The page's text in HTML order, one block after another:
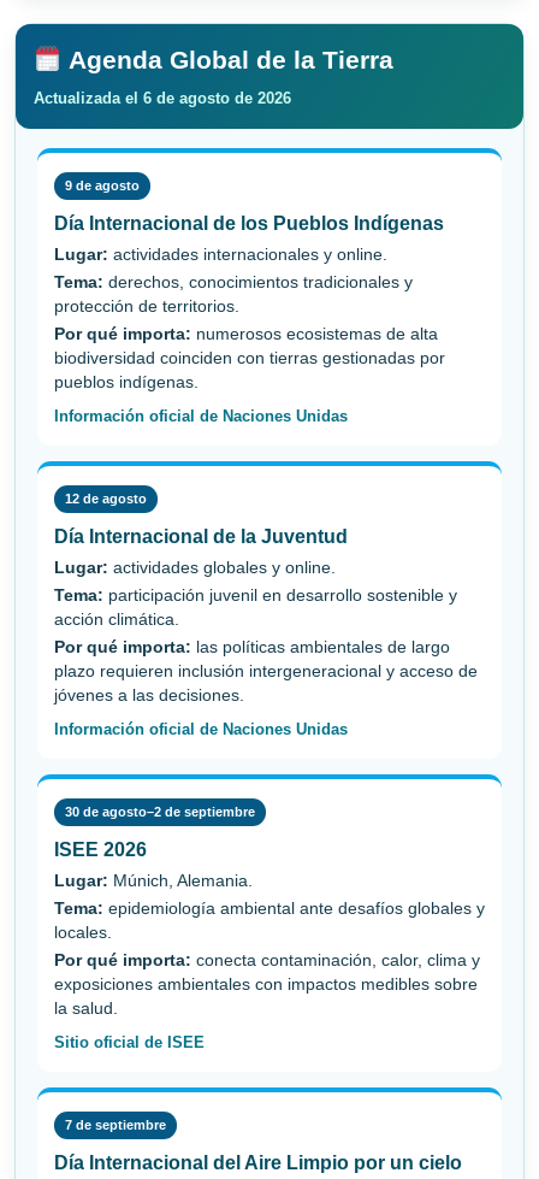
Agenda Global de la Tierra
Actualizada el 6 de agosto de 2026
9 de agosto
Día Internacional de los Pueblos Indígenas
Lugar: actividades internacionales y online.
Tema: derechos, conocimientos tradicionales y
protección de territorios.
Por qué importa: numerosos ecosistemas de alta
biodiversidad coinciden con tierras gestionadas por
pueblos indígenas.
Información oficial de Naciones Unidas
12 de agosto
Día Internacional de la Juventud
Lugar: actividades globales y online.
Tema: participación juvenil en desarrollo sostenible y
acción climática.
Por qué importa: las políticas ambientales de largo
plazo requieren inclusión intergeneracional y acceso de
jóvenes a las decisiones.
Información oficial de Naciones Unidas
30 de agosto–2 de septiembre
ISEE 2026
Lugar: Múnich, Alemania.
Tema: epidemiología ambiental ante desafíos globales y
locales.
Por qué importa: conecta contaminación, calor, clima y
exposiciones ambientales con impactos medibles sobre
la salud.
Sitio oficial de ISEE
7 de septiembre
Día Internacional del Aire Limpio por un cielo